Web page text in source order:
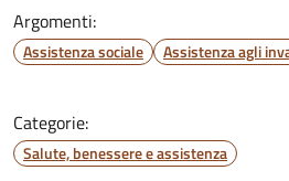
Argomenti:
Assistenza sociale Assistenza agli
Categorie:
Salute, benessere e assistenza